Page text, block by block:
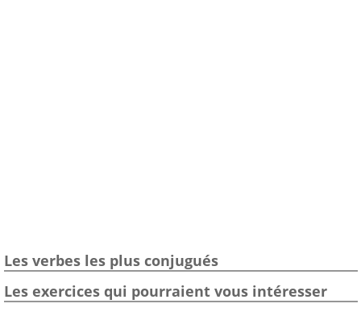
Les verbes les plus conjugués
Les exercices qui pourraient vous intéresser